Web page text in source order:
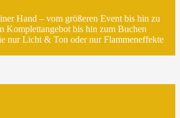
Hand – vom größeren Event bis hin zu
Komplettangebot bis hin zum Buchen
nur Licht & Ton oder nur Flammeneffekte